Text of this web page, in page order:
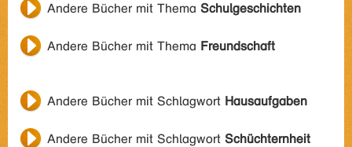
Andere Bücher mit Thema Schulgeschichten
Andere Bücher mit Thema Freundschaft
Andere Bücher mit Schlagwort Hausaufgaben
Andere Bücher mit Schlagwort Schüchternheit